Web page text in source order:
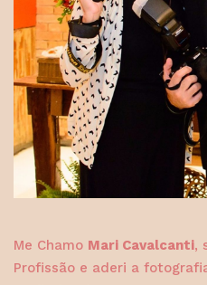
Me Chamo Mari Cavalcanti,
Profissão e aderi a